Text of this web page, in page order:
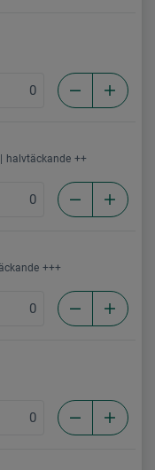
halvtäckande ++
+++